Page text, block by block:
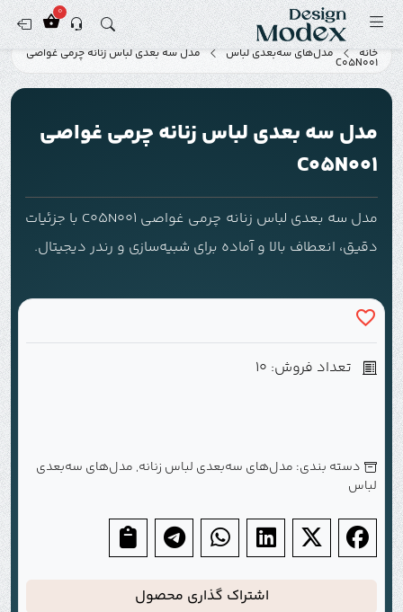
0
خانه مدل‌های سه‌بعدی لباس مدل سه بعدی لباس زنانه چرمی غواصی
C05N001
مدل سه بعدی لباس زنانه چرمی غواصی
C05N001
مدل سه بعدی لباس زنانه چرمی غواصی C05N001 با جزئیات
دقیق، انعطاف بالا و آماده برای شبیه‌سازی و رندر دیجیتال.
تعداد فروش: 10
دسته بندی: مدل‌های سه‌بعدی لباس زنانه, مدل‌های سه‌بعدی
لباس
اشتراک گذاری محصول